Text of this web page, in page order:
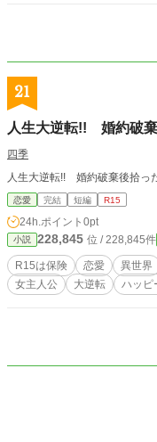
21
人生大逆転!! 婚約破
四季
人生大逆転!! 婚約破棄後拾っ
恋愛 完結 短編 R15
24h.ポイント 0pt
小説 228,845 位 / 228,845件
R15は保険 恋愛 異世界
女主人公
大逆転 ハッピ